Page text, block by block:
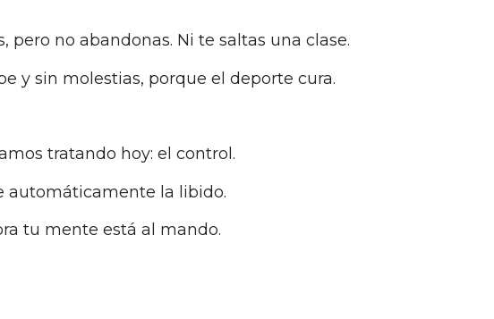
pero no abandonas. Ni te saltas una clase.
y sin molestias, porque el deporte cura.
tratando hoy: el control.
automáticamente la libido.
tu mente está al mando.